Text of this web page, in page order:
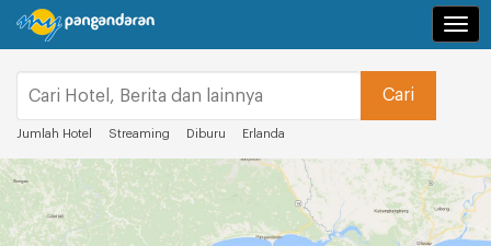
Jumlah Hotel Streaming Diburu Erlanda